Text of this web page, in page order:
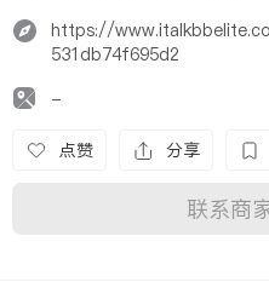
https://
531db74f695d2
-
点赞 分享
联系商